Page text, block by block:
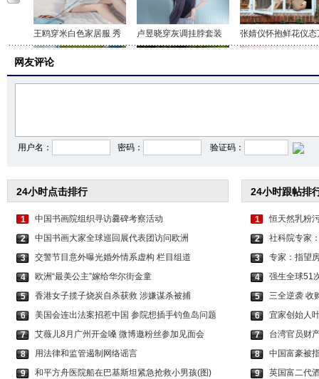
王鸥穿米白色家居服 秀 卢昱晓穿灰调挂脖套装 张婧仪怀抱鲜花仪态
网友评论
用户名： 密码： 验证码：
24小时点击排行
1
中国书画院组织寻访爨碑考察活动
2
中国书画大家全球巡回展代表团访问欧洲
3
交警节目意外曝光婚外情系虚构 栏目组道
4
欧洲“最美公主”嫁给华尔街金童
5
香港女子揽子烧炭自杀获救 涉嫌谋杀被捕
6
美国会连出法案招惹中国 参院想插手钓鱼岛问题
7
艾薇儿8月广州开金嗓 微博邀粉丝参加见面会
8
用法律和监管遏制网络谣言
9
和平方舟医院船在巴基斯坦紧急抢救小男孩(图)
24小时跟帖排
1
恒天然乳粉
2
社科院专家
3
专家：指望
4
强生全球51
5
三全逆袭 收
6
宜家创始人
7
台湾官员财
8
中国富豪被
9
英国富二代